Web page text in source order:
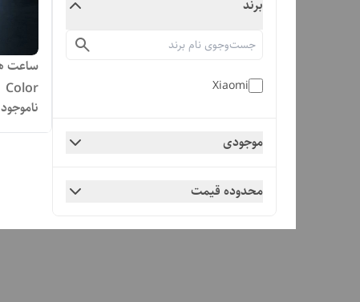
برند
Xiaomi
موجودی
محدوده قیمت
Color
ناموجود